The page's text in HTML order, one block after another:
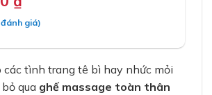
giá)
các tình trang tê bì hay nhức mỏi
qua ghế massage toàn thân